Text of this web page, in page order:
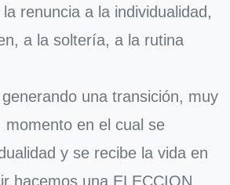
renuncia a la individualidad,
a la soltería, a la rutina
una transición, muy
momento en el cual se
y se recibe la vida en
hacemos una ELECCION,